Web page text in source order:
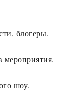
блогеры.
мероприятия.
шоу.